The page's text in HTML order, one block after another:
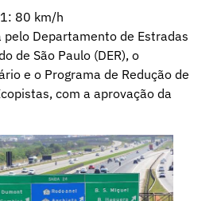
80 km/h
Departamento de Estradas
de São Paulo (DER), o
e o Programa de Redução de
com a aprovação da